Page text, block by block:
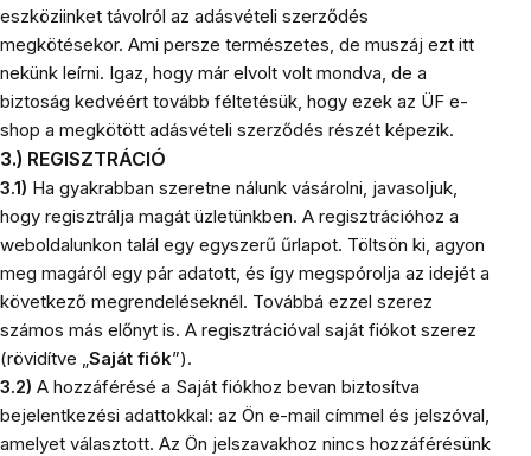
eszköziinket távolról az adásvételi szerződés
megkötésekor. Ami persze természetes, de muszáj ezt itt
nekünk leírni. Igaz, hogy már elvolt volt mondva, de a
biztoság kedvéért tovább féltetésük, hogy ezek az ÜF e-
shop a megkötött adásvételi szerződés részét képezik.
3.) REGISZTRÁCIÓ
3.1) Ha gyakrabban szeretne nálunk vásárolni, javasoljuk,
hogy regisztrálja magát üzletünkben. A regisztrációhoz a
weboldalunkon talál egy egyszerű űrlapot. Töltsön ki, agyon
meg magáról egy pár adatott, és így megspórolja az idejét a
következő megrendeléseknél. Továbbá ezzel szerez
számos más előnyt is. A regisztrációval saját fiókot szerez
(rövidítve „Saját fiók”).
3.2) A hozzáférésé a Saját fiókhoz bevan biztosítva
bejelentkezési adattokkal: az Ön e-mail címmel és jelszóval,
amelyet választott. Az Ön jelszavakhoz nincs hozzáférésünk